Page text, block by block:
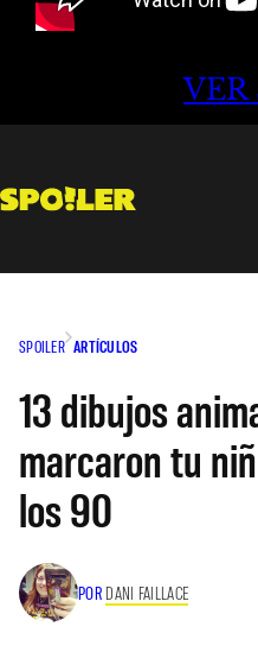
SPOILER ARTÍCULOS
13 dibujos
marcaron tu
los 90
POR DANI FAILLACE